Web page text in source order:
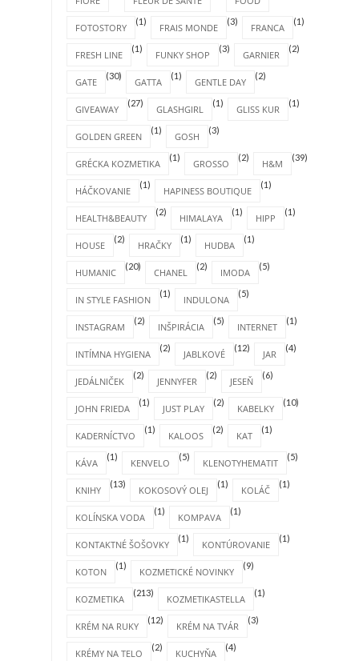
FOTOSTORY
(1)
FRAIS MONDE
(3)
FRANCA
(1)
FRESH LINE
(1)
FUNKY SHOP
(3)
GARNIER
(2)
GATE
(30)
GATTA
(1)
GENTLE DAY
(2)
GIVEAWAY
(27)
GLASHGIRL
(1)
GLISS KUR
(1)
GOLDEN GREEN
(1)
GOSH
(3)
GRÉCKA KOZMETIKA
(1)
GROSSO
(2)
H&M
(39)
HÁČKOVANIE
(1)
HAPINESS BOUTIQUE
(1)
HEALTH&BEAUTY
(2)
HIMALAYA
(1)
HIPP
(1)
HOUSE
(2)
HRAČKY
(1)
HUDBA
(1)
HUMANIC
(20)
CHANEL
(2)
IMODA
(5)
IN STYLE FASHION
(1)
INDULONA
(5)
INSTAGRAM
(2)
INŠPIRÁCIA
(5)
INTERNET
(1)
INTÍMNA HYGIENA
(2)
JABLKOVÉ
(12)
JAR
(4)
JEDÁLNIČEK
(2)
JENNYFER
(2)
JESEŇ
(6)
JOHN FRIEDA
(1)
JUST PLAY
(2)
KABELKY
(10)
KADERNÍCTVO
(1)
KALOOS
(2)
KAT
(1)
KÁVA
(1)
KENVELO
(5)
KLENOTYHEMATIT
(5)
KNIHY
(13)
KOKOSOVÝ OLEJ
(1)
KOLÁČ
(1)
KOLÍNSKA VODA
(1)
KOMPAVA
(1)
KONTAKTNÉ ŠOŠOVKY
(1)
KONTÚROVANIE
(1)
KOTON
(1)
KOZMETICKÉ NOVINKY
(9)
KOZMETIKA
(213)
KOZMETIKASTELLA
(1)
KRÉM NA RUKY
(12)
KRÉM NA TVÁR
(3)
KRÉMY NA TELO
(2)
KUCHYŇA
(4)